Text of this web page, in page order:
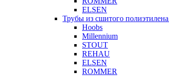
ELSEN
Трубы из сшитого полиэтилена
Hoobs
Millennium
STOUT
REHAU
ELSEN
ROMMER